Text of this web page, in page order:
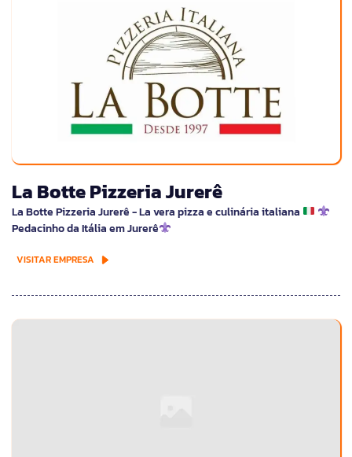
La Botte Pizzeria Jurerê
La Botte Pizzeria Jurerê - La vera pizza e culinária italiana
Pedacinho da Itália em Jurerê
VISITAR EMPRESA